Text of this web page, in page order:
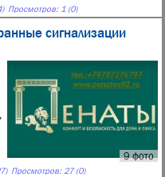
Просмотров: 1 (0)
сигнализации
9 фото
Просмотров: 27 (0)